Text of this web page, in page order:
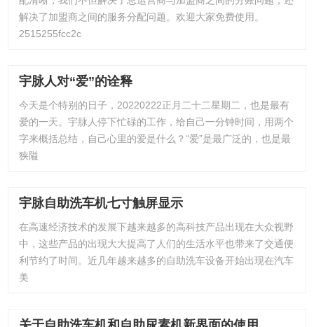
解决了加盟商之间的服务分配问题。欢迎大家免费使用。
2515255fcc2c
宇脉人对“爱”的诠释
今天是个特别的日子，20220222正月二十二星期二，也是最有
爱的一天。宇脉人停下忙碌的工作，给自己一分钟时间，用两个
字来概括总结，自己心里的爱是什么？“爱”是最广泛的，也是最
狭隘
宇脉自助洗车机七寸触屏显示
在高速经济技术的发展下越来越多的高科技产品出现在大众视野
中，这些产品的出现大大提高了人们的生活水平也带来了交通便
利节约了时间。近几年越来越多的自助洗车设备开始出现在汽车
美